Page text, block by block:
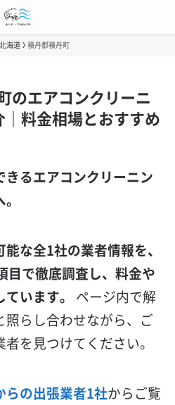
北海道 積丹郡積丹町
のエアコンクリーニ
料金相場とおすすめ
るエアコンクリーニン
な全1社の業者情報を、
目で徹底調査し、料金や
います。
ページ内で解
照らし合わせながら、ご
を見つけてください。
らの出張業者1社からご覧